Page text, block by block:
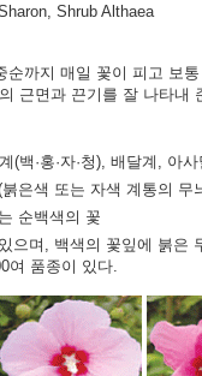
Shrub Althaea
순까지 매일 꽃이 피고 보
근면과 끈기를 잘 나타내
(백·홍·자·청), 배달계, 아
은색 또는 자색 계통의 무
순백색의 꽃
으며, 백색의 꽃잎에 붉은
여 품종이 있다.